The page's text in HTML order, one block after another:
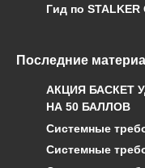
Гид по
Последние
АКЦИЯ БАСКЕТ
НА 50 БАЛЛОВ
Системные
Системные